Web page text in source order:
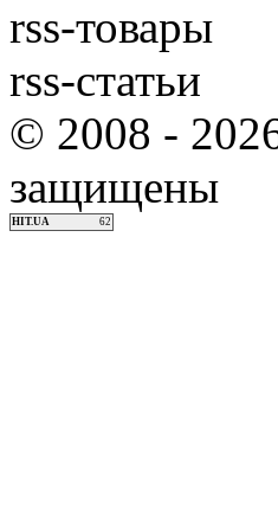
rss-товары
rss-статьи
© 2008 -
защищены
HIT.UA 62